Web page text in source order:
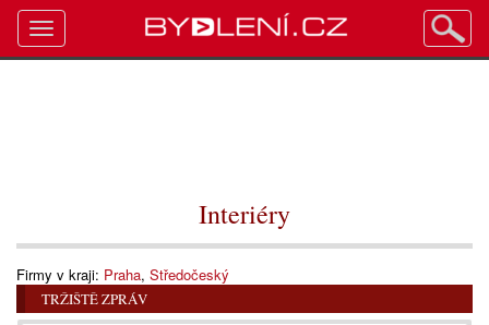
Interiéry
Firmy v kraji: Praha, Středočeský
TRŽIŠTĚ ZPRÁV
Toggle
navigation